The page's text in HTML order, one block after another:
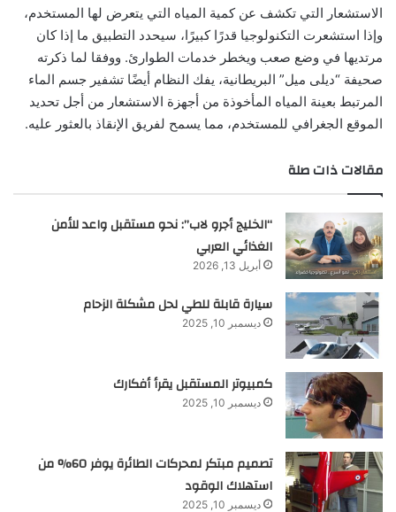
الاستشعار التي تكشف عن كمية المياه التي يتعرض لها المستخدم،
وإذا استشعرت التكنولوجيا قدرًا كبيرًا، سيحدد التطبيق ما إذا كان
مرتديها في وضع صعب ويخطر خدمات الطوارئ. ووفقا لما ذكرته
صحيفة “ديلى ميل” البريطانية، يفك النظام أيضًا تشفير جسم الماء
المرتبط بعينة المياه المأخوذة من أجهزة الاستشعار من أجل تحديد
الموقع الجغرافي للمستخدم، مما يسمح لفريق الإنقاذ بالعثور عليه.
مقالات ذات صلة
“الخليج أجرو لاب”: نحو مستقبل واعد للأمن
الغذائي العربي
أبريل 13, 2026
سيارة قابلة للطي لحل مشكلة الزحام
ديسمبر 10, 2025
كمبيوتر المستقبل يقرأ أفكارك
ديسمبر 10, 2025
تصميم مبتكر لمحركات الطائرة يوفر 60% من
استهلاك الوقود
ديسمبر 10, 2025